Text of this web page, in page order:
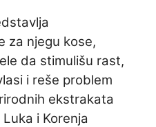
za njegu kose,
da stimulišu rast,
i reše problem
ekstrakata
i Korenja